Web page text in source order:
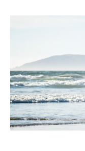
monumental und
ein Spiegel aus